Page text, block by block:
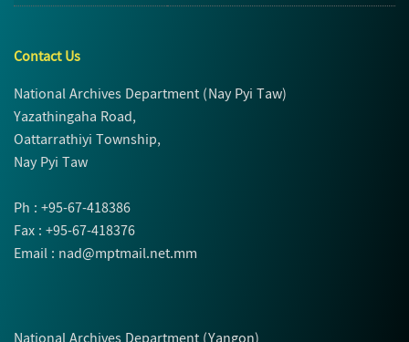
Contact Us
National Archives Department (Nay Pyi Taw)
Yazathingaha Road,
Oattarrathiyi Township,
Nay Pyi Taw
Ph : +95-67-418386
Fax : +95-67-418376
Email : nad@mptmail.net.mm